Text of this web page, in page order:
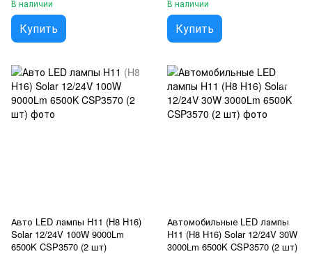
В наличии
Купить
В наличии
Купить
Авто LED лампы H11 (H8 H16)
Solar 12/24V 100W 9000Lm
6500K CSP3570 (2 шт)
Автомобильные LED лампы
H11 (H8 H16) Solar 12/24V 30W
3000Lm 6500K CSP3570 (2 шт)